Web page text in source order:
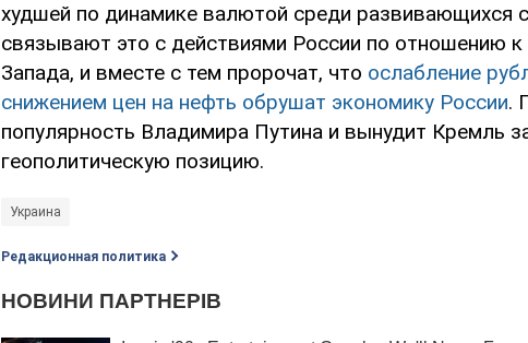
худшей по динамике валютой среди развивающихся
связывают это с действиями России по отношению к
Запада, и вместе с тем пророчат, что ослабление
снижением цен на нефть обрушат экономику России.
популярность Владимира Путина и вынудит Кремль
геополитическую позицию.
Украина
Редакционная политика